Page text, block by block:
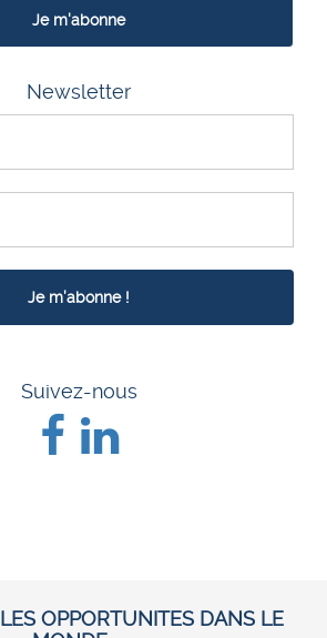
Je m'abonne
Newsletter
Suivez-nous
OPPORTUNITES DANS LE